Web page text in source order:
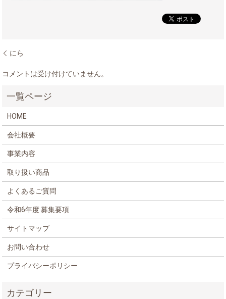
にら
コメントは受け付けていません。
HOME
会社概要
事業内容
取り扱い商品
よくあるご質問
令和6年度 募集要項
サイトマップ
お問い合わせ
プライバシーポリシー